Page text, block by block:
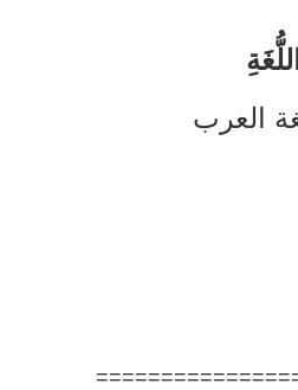
العرب